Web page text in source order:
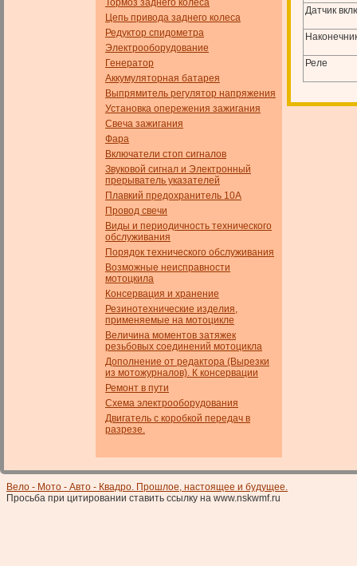
Тормоз заднего колеса
Цепь привода заднего колеса
Редуктор спидометра
Электрооборудование
Генератор
Аккумуляторная батарея
Выпрямитель регулятор напряжения
Установка опережения зажигания
Свеча зажигания
Фара
Включатели стоп сигналов
Звуковой сигнал и Электронный
прерыватель указателей
Плавкий предохранитель 10А
Провод свечи
Виды и периодичность технического
обслуживания
Порядок технического обслуживания
Возможные неисправности
мотоцкила
Консервация и хранение
Резинотехнические изделия,
применяемые на мотоцикле
Величина моментов затяжек
резьбовых соединений мотоцикла
Дополнение от редактора (Вырезки
из мотожурналов). К консервации
Ремонт в пути
Схема электрооборудования
Двигатель с коробкой передач в
разрезе.
Датчик
Реле
Вело - Мото - Авто - Квадро. Прошлое, настоящее и будущее.
Просьба при цитировании ставить ссылку на www.nskwmf.ru